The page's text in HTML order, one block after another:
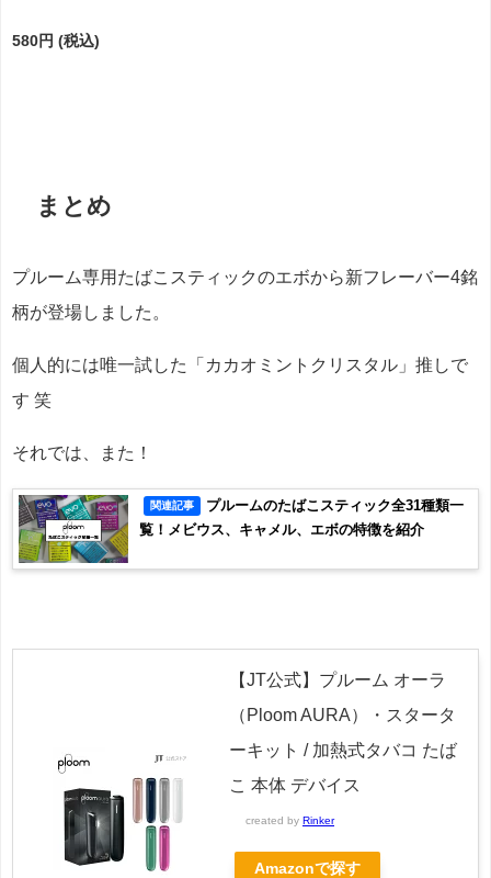
580円 (税込)
まとめ
プルーム専用たばこスティックのエボから新フレーバー4銘
柄が登場しました。
個人的には唯一試した「カカオミントクリスタル」推しで
す 笑
それでは、また！
関連記事
プルームのたばこスティック全31種類一
覧！メビウス、キャメル、エボの特徴を紹介
【JT公式】プルーム オーラ
（Ploom AURA）・スタータ
ーキット / 加熱式タバコ たば
こ 本体 デバイス
created by Rinker
Amazonで探す